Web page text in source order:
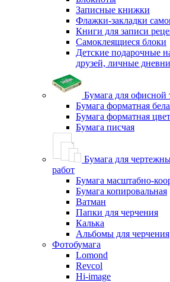
Записные книжки
Флажки-закладки
Книги для записи
Самоклеящиеся блоки
Детские подарочные
друзей, личные
Бумага для офисной
Бумага форматная
Бумага форматная
Бумага писчая
Бумага для
работ
Бумага масштабно-
Бумага копировальная
Ватман
Папки для черчения
Калька
Альбомы для черчения
Фотобумага
Lomond
Revcol
Hi-image